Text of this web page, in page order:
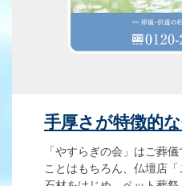
手厚さが特徴的
「やすらぎの会」はご葬
ことはもちろん、仏壇店